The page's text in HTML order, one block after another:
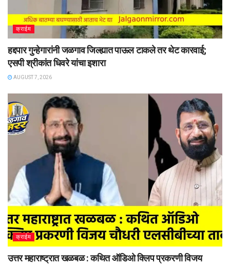
क्राईम
हद्दपार गुन्हेगारांनी जळगाव जिल्ह्यात पाऊल टाकले तर थेट कारवाई;
एसपी श्रीकांत धिवरे यांचा इशारा
AUGUST 7, 2026
क्राईम
उत्तर महाराष्ट्रात खळबळ : कथित ऑडिओ क्लिप प्रकरणी विजय